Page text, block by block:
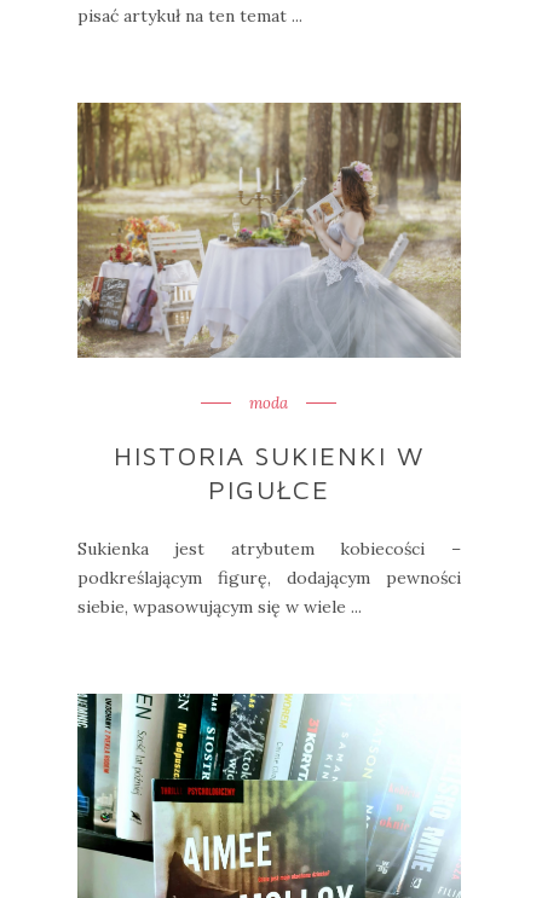
pisać artykuł na ten temat ...
moda
HISTORIA SUKIENKI W
PIGUŁCE
Sukienka jest atrybutem kobiecości –
podkreślającym figurę, dodającym pewności
siebie, wpasowującym się w wiele ...